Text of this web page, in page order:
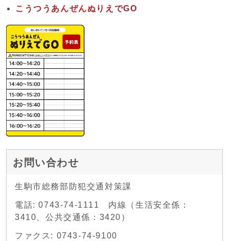
こうつうあんぜんぬりえでGO
お問い合わせ
生駒市総務部防犯交通対策課
電話: 0743-74-1111 内線（生活安全係：
3410、公共交通係：3420）
ファクス: 0743-74-9100